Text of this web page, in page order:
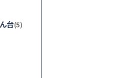
台(5)